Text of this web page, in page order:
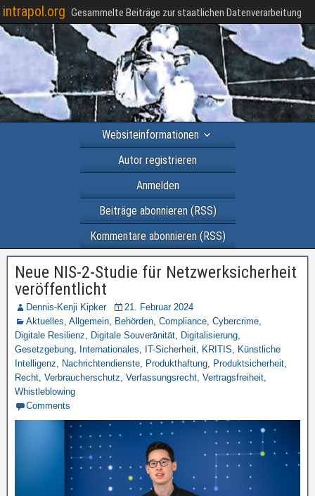
intrapol.org Gesammelte Beiträge zur staatlichen Datenverarbeitung
Websiteinformationen
Autor registrieren
Anmelden
Beiträge abonnieren (RSS)
Kommentare abonnieren (RSS)
Neue NIS-2-Studie für Netzwerksicherheit
veröffentlicht
Dennis-Kenji Kipker
21. Februar 2024
Aktuelles, Allgemein, Behörden, Compliance, Cybercrime,
Digitale Resilienz, Digitale Souveränität, Digitalisierung,
Gesetzgebung, Internationales, IT-Sicherheit, KRITIS, Künstliche
Intelligenz, Nachrichtendienste, Produkthaftung, Produktsicherheit,
Recht, Verbraucherschutz, Verfassungsrecht, Vertragsfreiheit,
Whistleblowing
Comments